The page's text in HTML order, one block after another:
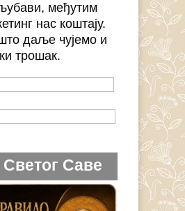
међутим
нас коштају.
даље чујемо и
трошак.
Саве